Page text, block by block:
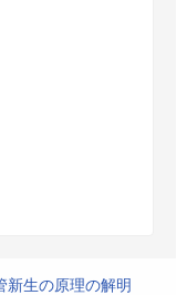
新生の原理の解明